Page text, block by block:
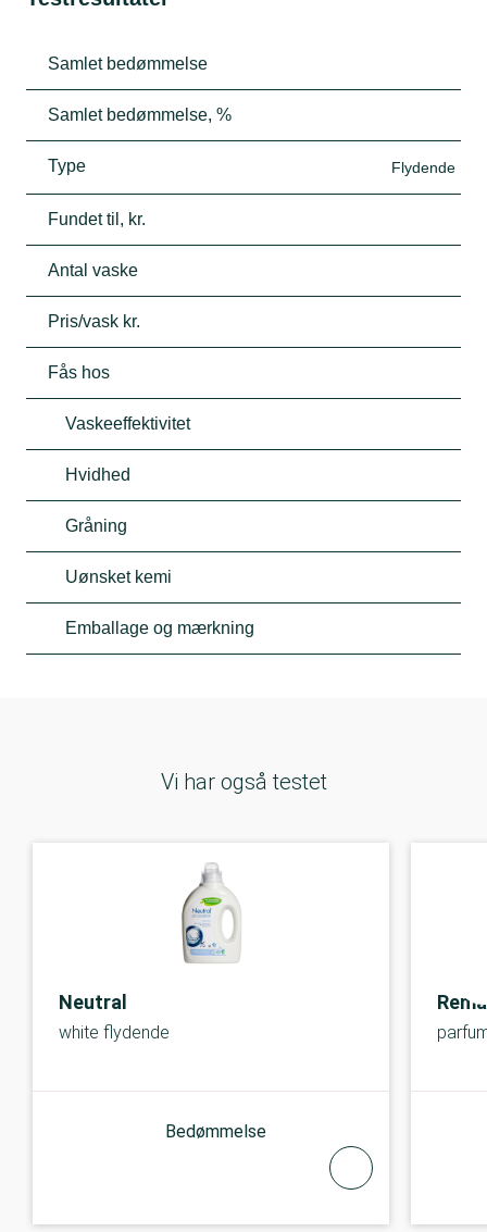
Samlet bedømmelse
Samlet bedømmelse, %
Type Flydende
Fundet til, kr.
Antal vaske
Pris/vask kr.
Fås hos
Vaskeeffektivitet
Hvidhed
Gråning
Uønsket kemi
Emballage og mærkning
Vi har også testet
Neutral
white flydende
Bedømmelse